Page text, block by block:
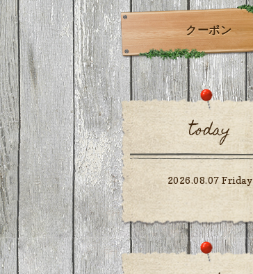
クーポン
today
2026.08.07 Friday